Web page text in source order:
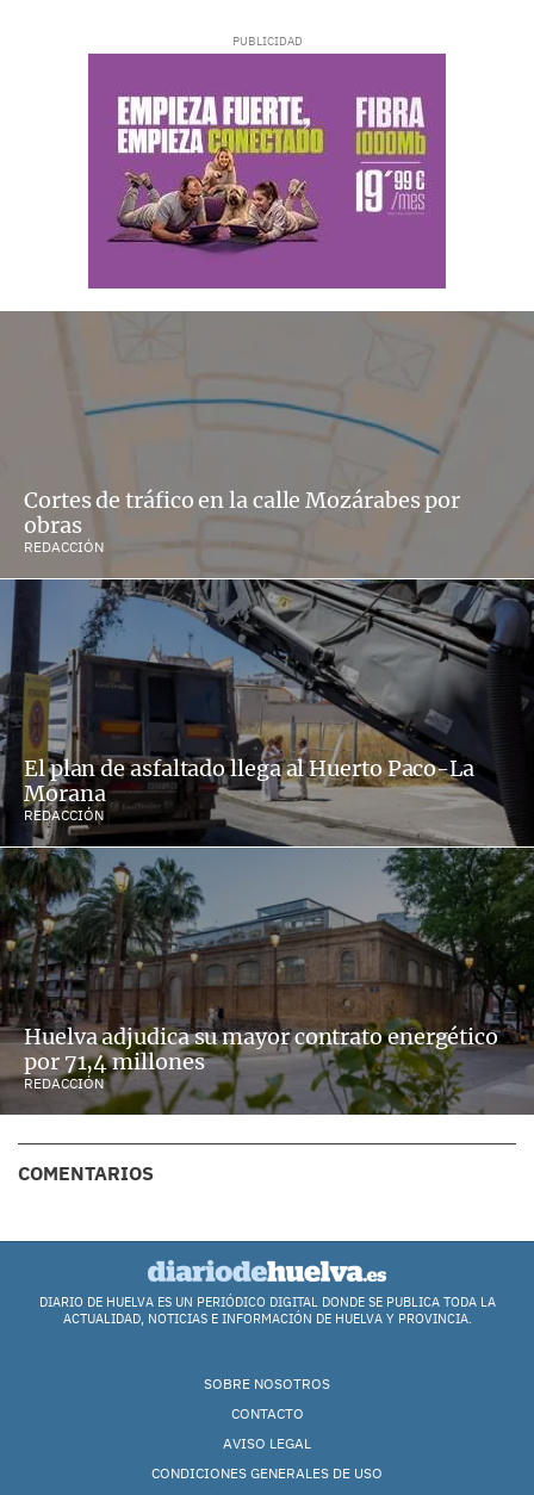
Cortes de tráfico en la calle Mozárabes por
obras
REDACCIÓN
El plan de asfaltado llega al Huerto Paco-La
Morana
REDACCIÓN
Huelva adjudica su mayor contrato energético
por 71,4 millones
REDACCIÓN
COMENTARIOS
DIARIO DE HUELVA ES UN PERIÓDICO DIGITAL DONDE SE PUBLICA TODA LA
ACTUALIDAD, NOTICIAS E INFORMACIÓN DE HUELVA Y PROVINCIA.
SOBRE NOSOTROS
CONTACTO
AVISO LEGAL
CONDICIONES GENERALES DE USO